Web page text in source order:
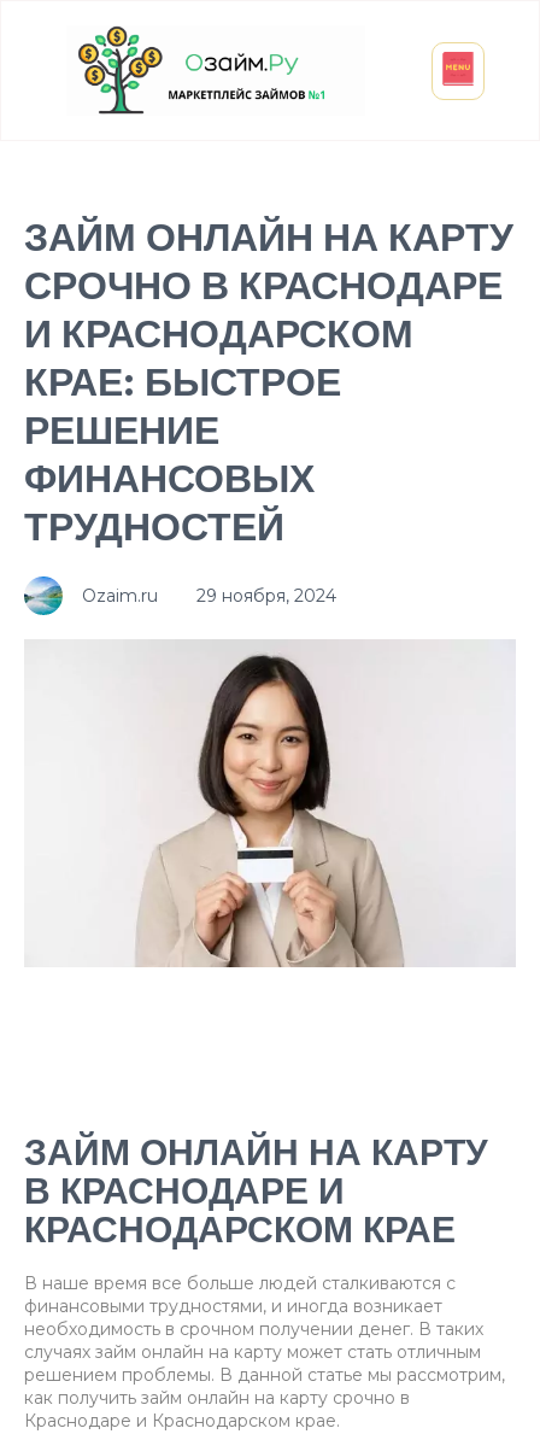
ЗАЙМ ОНЛАЙН НА КАРТУ
СРОЧНО В КРАСНОДАРЕ
И КРАСНОДАРСКОМ
КРАЕ: БЫСТРОЕ
РЕШЕНИЕ
ФИНАНСОВЫХ
ТРУДНОСТЕЙ
Ozaim.ru 29 ноября, 2024
ЗАЙМ ОНЛАЙН НА КАРТУ
В КРАСНОДАРЕ И
КРАСНОДАРСКОМ КРАЕ
В наше время все больше людей сталкиваются с
финансовыми трудностями, и иногда возникает
необходимость в срочном получении денег. В таких
случаях займ онлайн на карту может стать отличным
решением проблемы. В данной статье мы рассмотрим,
как получить займ онлайн на карту срочно в
Краснодаре и Краснодарском крае.